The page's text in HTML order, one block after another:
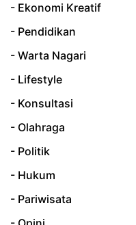
- Ekonomi Kreatif
- Pendidikan
- Warta Nagari
- Lifestyle
- Konsultasi
- Olahraga
- Politik
- Hukum
- Pariwisata